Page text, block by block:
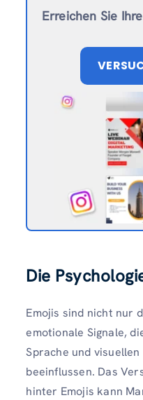
Erreichen Sie
Die
Emojis sind nicht nur
emotionale Signale,
Sprache und
beeinflussen. Das
hinter Emojis kann